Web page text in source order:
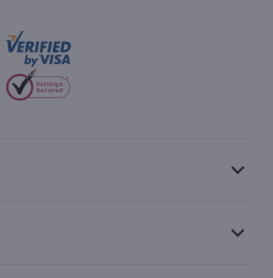
keyboard_arrow_down
keyboard_arrow_down